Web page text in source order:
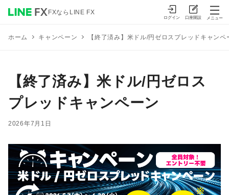
ホーム キャンペーン 【終了済み】米ドル/円ゼロスプレッドキャンペ
【終了済み】米ドル/円ゼロス
プレッドキャンペーン
2026年7月1日
FXならLINE FX
ログイン 口座開設 メニュー